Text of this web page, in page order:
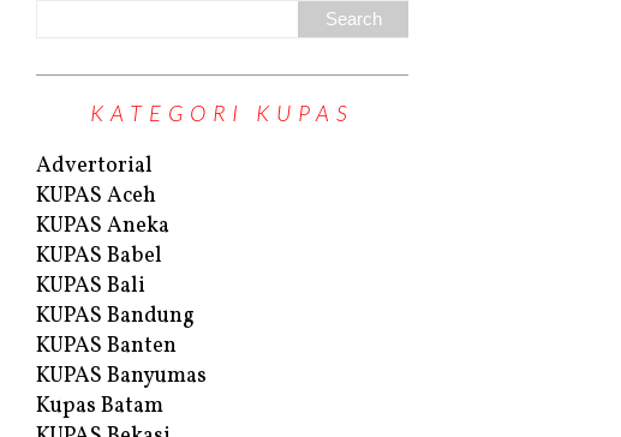
KATEGORI KUPAS
Advertorial
KUPAS Aceh
KUPAS Aneka
KUPAS Babel
KUPAS Bali
KUPAS Bandung
KUPAS Banten
KUPAS Banyumas
Kupas Batam